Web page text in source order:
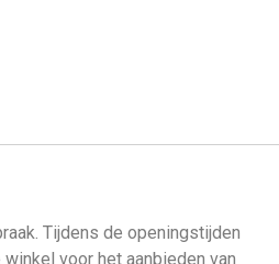
Tijdens de openingstijden
voor het aanbieden van